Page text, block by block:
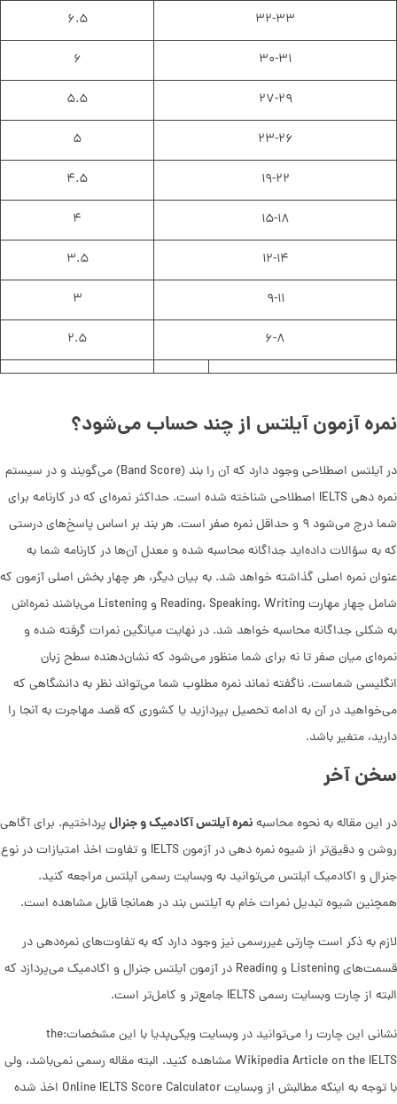
۳۲-۳۳ ۶.۵
۳۰-۳۱ ۶
۲۷-۲۹ ۵.۵
۲۳-۲۶ ۵
۱۹-۲۲ ۴.۵
۱۵-۱۸ ۴
۱۲-۱۴ ۳.۵
۹-۱۱ ۳
۶-۸ ۲.۵
نمره آزمون آیلتس از چند حساب می‌شود؟
در آیلتس اصطلاحی وجود دارد که آن را بند (Band Score) می‌گویند و در سیستم
نمره دهی IELTS اصطلاحی شناخته شده است. حداکثر نمره‌ای که در کارنامه برای
شما درج می‌شود ۹ و حداقل نمره صفر است. هر بند بر اساس پاسخ‌های درستی
که به سؤالات داده‌اید جداگانه محاسبه شده و معدل آن‌ها در کارنامه شما به
عنوان نمره اصلی گذاشته خواهد شد. به بیان دیگر، هر چهار بخش اصلی آزمون که
شامل چهار مهارت Reading، Speaking، Writing و Listening می‌باشند نمره‌اش
به شکلی جداگانه محاسبه خواهد شد. در نهایت میانگین نمرات گرفته شده و
نمره‌ای میان صفر تا نه برای شما منظور می‌شود که نشان‌دهنده سطح زبان
انگلیسی شماست. ناگفته نماند نمره مطلوب شما می‌تواند نظر به دانشگاهی که
می‌خواهید در آن به ادامه تحصیل بپردازید یا کشوری که قصد مهاجرت به آنجا را
دارید، متغیر باشد.
سخن آخر
در این مقاله به نحوه محاسبهنمره آیلتس آکادمیک و جنرالپرداختیم. برای آگاهی
روشن و دقیق‌تر از شیوه نمره دهی در آزمون IELTS و تفاوت اخذ امتیازات در نوع
جنرال و اکادمیک آیلتس می‌توانید به وبسایت رسمی آیلتس مراجعه کنید.
همچنین شیوه تبدیل نمرات خام به آیلتس بند در همانجا قابل مشاهده است.
لازم به ذکر است چارتی غیررسمی نیز وجود دارد که به تفاوت‌های نمره‌دهی در
قسمت‌های Listening و Reading در آزمون آیلتس جنرال و اکادمیک می‌پردازد که
البته از چارت وبسایت رسمی IELTS جامع‌تر و کامل‌تر است.
نشانی این چارت را می‌توانید در وبسایت ویکی‌پدیا با این مشخصات:the
Wikipedia Article on the IELTS مشاهده کنید. البته مقاله رسمی نمی‌باشد، ولی
با توجه به اینکه مطالبش از وبسایت‌ Online IELTS Score Calculator اخذ شده